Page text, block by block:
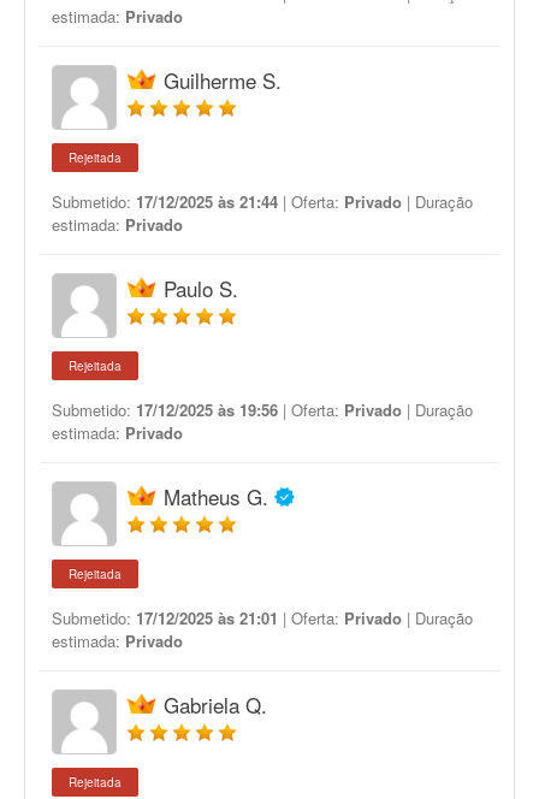
estimada: Privado
Guilherme S.
Rejeitada
Submetido: 17/12/2025 às 21:44 | Oferta: Privado | Duração
estimada: Privado
Paulo S.
Rejeitada
Submetido: 17/12/2025 às 19:56 | Oferta: Privado | Duração
estimada: Privado
Matheus G.
Rejeitada
Submetido: 17/12/2025 às 21:01 | Oferta: Privado | Duração
estimada: Privado
Gabriela Q.
Rejeitada